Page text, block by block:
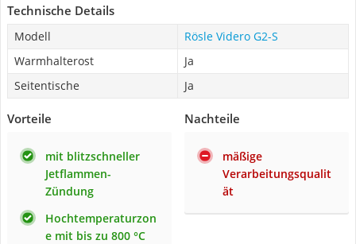
Technische Details
Modell
Rösle Videro G2-S
Warmhalterost
Ja
Seitentische
Ja
Vorteile
mit blitzschneller
Jetflammen-
Zündung
Hochtemperaturzon
e mit bis zu 800 °C
Nachteile
mäßige
Verarbeitungsqualit
ät